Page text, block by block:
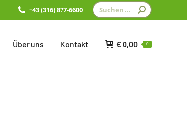
+43 (316) 877-6600 Search:
Über uns Kontakt €0,00 0